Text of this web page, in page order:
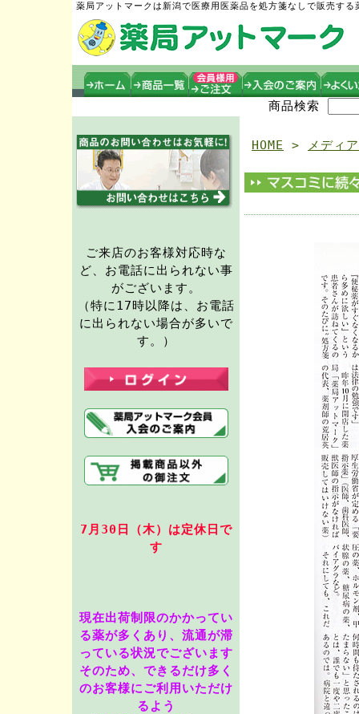
薬局アットマークは新潟で医療用医薬品を処方箋なしで販売する
商品検索
ご来店のお客様対応時な
ど、お電話に出られない事
がございます。
（特に17時以降は、お電話
に出られない場合が多いで
す。）
7月30 日（木）は定休日で
す
現在出荷制限のかかってい
る薬が多くあり、流通が滞
っている状況でございます
そのため、できるだけ多く
のお客様にご利用いただけ
るよう
HOME > メディ